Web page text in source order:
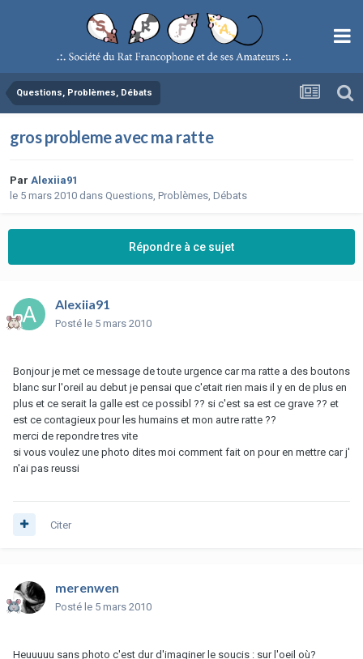
Questions, Problèmes, Débats
gros probleme avec ma ratte
Par Alexiia91
le 5 mars 2010 dans Questions, Problèmes, Débats
Répondre à ce sujet
Alexiia91
Posté le 5 mars 2010
Bonjour je met ce message de toute urgence car ma ratte a des boutons
blanc sur l'oreil au debut je pensai que c'etait rien mais il y en de plus en
plus et ce serait la galle est ce possibl ?? si c'est sa est ce grave ?? et
est ce contagieux pour les humains et mon autre ratte ??
merci de repondre tres vite
si vous voulez une photo dites moi comment fait on pour en mettre car j'
n'ai pas reussi
Citer
merenwen
Posté le 5 mars 2010
Heuuuuu sans photo c'est dur d'imaginer le soucis : sur l'oeil où?